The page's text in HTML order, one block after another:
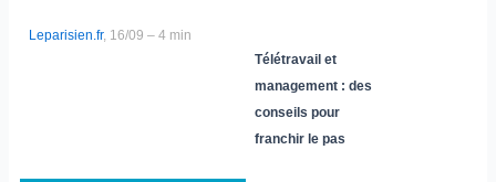
Leparisien.fr, 16/09 – 4 min
Télétravail et
management : des
conseils pour
franchir le pas